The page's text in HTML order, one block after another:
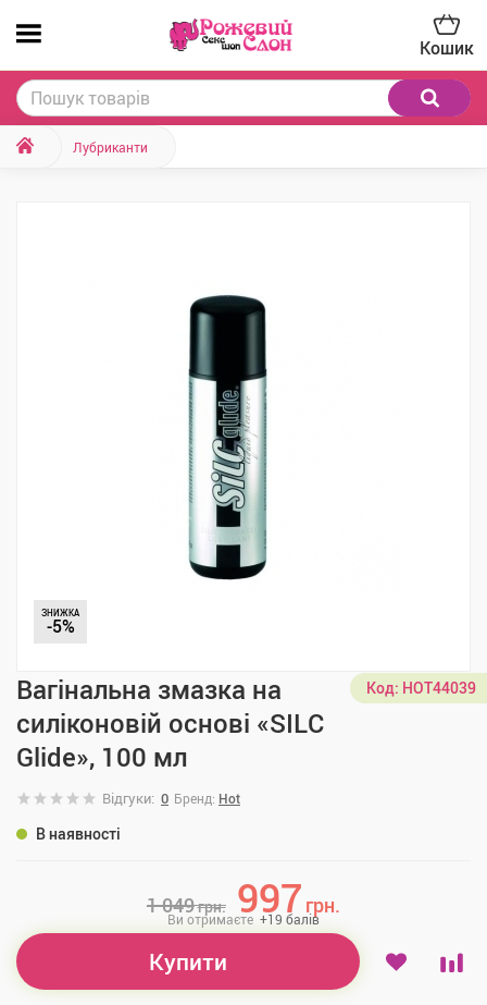
Кошик
Лубриканти
ЗНИЖКА
-5%
Вагінальна змазка на
силіконовій основі «SILC
Glide», 100 мл
Код: HOT44039
Відгуки: 0 Бренд: Hot
В наявності
1 049грн. 997 грн.
Ви отримаєте +19 балів
Купити